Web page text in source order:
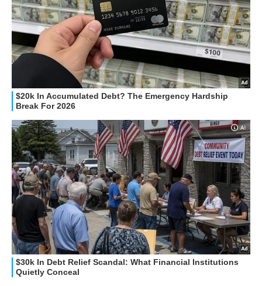
STREAMING E SERIE TV